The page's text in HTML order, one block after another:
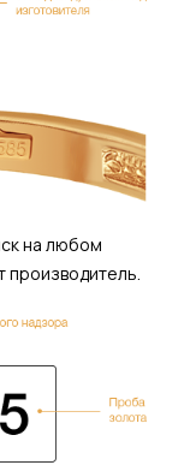
на любом